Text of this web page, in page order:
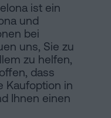
ist ein
und
bei
uns, Sie zu
zu helfen,
dass
Kaufoption in
Ihnen einen